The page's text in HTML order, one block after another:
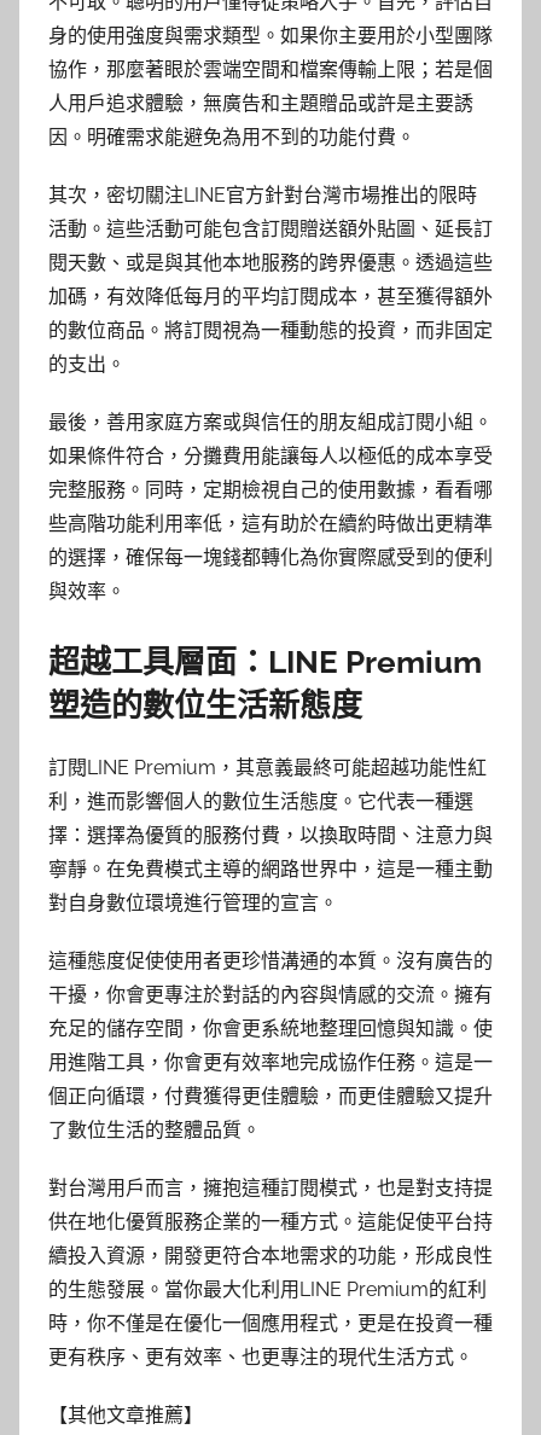
身的使用強度與需求類型。如果你主要用於小型團隊
協作，那麼著眼於雲端空間和檔案傳輸上限；若是個
人用戶追求體驗，無廣告和主題贈品或許是主要誘
因。明確需求能避免為用不到的功能付費。
其次，密切關注LINE官方針對台灣市場推出的限時
活動。這些活動可能包含訂閱贈送額外貼圖、延長訂
閱天數、或是與其他本地服務的跨界優惠。透過這些
加碼，有效降低每月的平均訂閱成本，甚至獲得額外
的數位商品。將訂閱視為一種動態的投資，而非固定
的支出。
最後，善用家庭方案或與信任的朋友組成訂閱小組。
如果條件符合，分攤費用能讓每人以極低的成本享受
完整服務。同時，定期檢視自己的使用數據，看看哪
些高階功能利用率低，這有助於在續約時做出更精準
的選擇，確保每一塊錢都轉化為你實際感受到的便利
與效率。
超越工具層面：LINE Premium
塑造的數位生活新態度
訂閱LINE Premium，其意義最終可能超越功能性紅
利，進而影響個人的數位生活態度。它代表一種選
擇：選擇為優質的服務付費，以換取時間、注意力與
寧靜。在免費模式主導的網路世界中，這是一種主動
對自身數位環境進行管理的宣言。
這種態度促使使用者更珍惜溝通的本質。沒有廣告的
干擾，你會更專注於對話的內容與情感的交流。擁有
充足的儲存空間，你會更系統地整理回憶與知識。使
用進階工具，你會更有效率地完成協作任務。這是一
個正向循環，付費獲得更佳體驗，而更佳體驗又提升
了數位生活的整體品質。
對台灣用戶而言，擁抱這種訂閱模式，也是對支持提
供在地化優質服務企業的一種方式。這能促使平台持
續投入資源，開發更符合本地需求的功能，形成良性
的生態發展。當你最大化利用LINE Premium的紅利
時，你不僅是在優化一個應用程式，更是在投資一種
更有秩序、更有效率、也更專注的現代生活方式。
【其他文章推薦】